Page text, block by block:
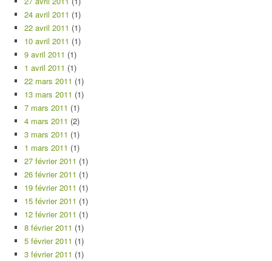
24 avril 2011 (1)
22 avril 2011 (1)
10 avril 2011 (1)
9 avril 2011 (1)
1 avril 2011 (1)
22 mars 2011 (1)
13 mars 2011 (1)
7 mars 2011 (1)
4 mars 2011 (2)
3 mars 2011 (1)
1 mars 2011 (1)
27 février 2011 (1)
26 février 2011 (1)
19 février 2011 (1)
15 février 2011 (1)
12 février 2011 (1)
8 février 2011 (1)
5 février 2011 (1)
3 février 2011 (1)